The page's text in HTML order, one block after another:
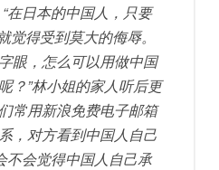
在日本的中国人，只要
得受到莫大的侮辱。
眼，怎么可以用做中国
？”林小姐的家人听后更
常用新浪免费电子邮箱
，对方看到中国人自己
不会觉得中国人自己承